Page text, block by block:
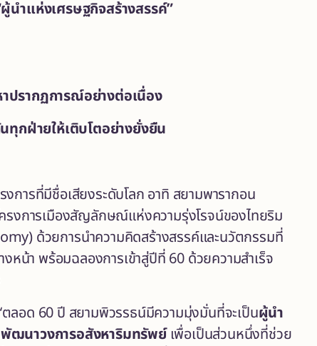
นำแห่งเศรษฐกิจสร้างสรรค์”
ปรากฏการณ์อย่างต่อเนื่อง
กฝ่ายให้เติบโตอย่างยั่งยืน
งการที่มีชื่อเสียงระดับโลก อาทิ สยามพารากอน
รงการเมืองสัญลักษณ์แห่งความรุ่งโรจน์ของไทยริม
ด้วยการนำความคิดสร้างสรรค์และนวัตกรรมที่
หน้า พร้อมฉลองการเข้าสู่ปีที่ 60 ด้วยความสำเร็จ
ตลอด 60 ปี สยามพิวรรธน์มีความมุ่งมั่นที่จะเป็นผู้นำ
ฒนาวงการอสังหาริมทรัพย์เพื่อเป็นส่วนหนึ่งที่ช่วย